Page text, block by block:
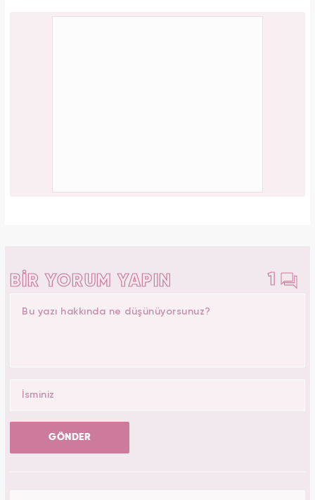
BİR YORUM YAPIN 1
GÖNDER